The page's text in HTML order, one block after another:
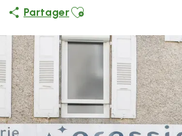
PartagerAjouter aux favoris